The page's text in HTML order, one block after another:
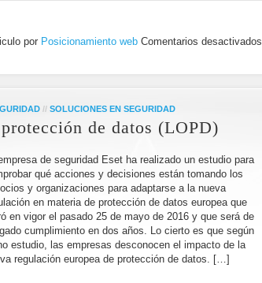
por Posicionamiento web Comentarios desactivados
// SOLUCIONES EN SEGURIDAD
de datos (LOPD)
de seguridad Eset ha realizado un estudio para
qué acciones y decisiones están tomando los
y organizaciones para adaptarse a la nueva
en materia de protección de datos europea que
en vigor el pasado 25 de mayo de 2016 y que será de
cumplimiento en dos años. Lo cierto es que según
estudio, las empresas desconocen el impacto de la
regulación europea de protección de datos. […]